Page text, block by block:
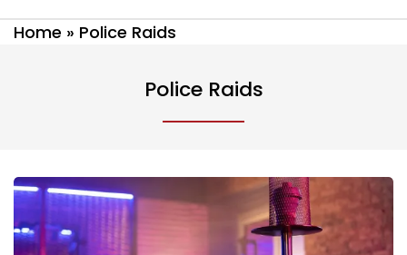
Home » Police Raids
Police Raids